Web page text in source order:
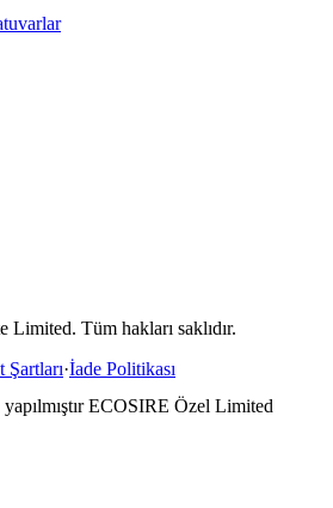
Limited. Tüm hakları saklıdır.
Şartları·İade Politikası
ECOSIRE Özel Limited